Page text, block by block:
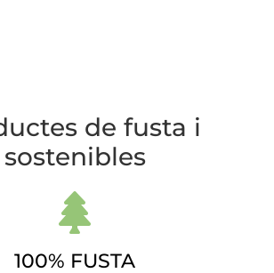
de fusta i
sostenibles
100% FUSTA